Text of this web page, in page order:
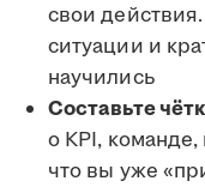
свои
ситуации и
научились
Составьте
о KPI,
что вы уже